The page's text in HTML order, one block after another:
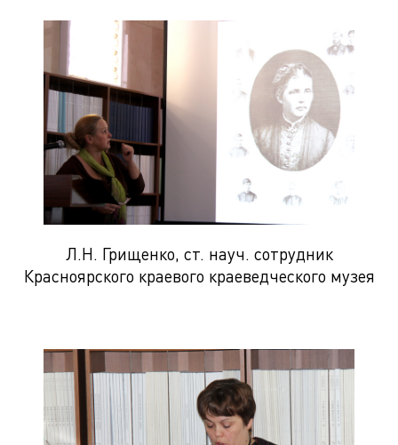
Л.Н. Грищенко, ст. науч. сотрудник
Красноярского краевого краеведческого музея